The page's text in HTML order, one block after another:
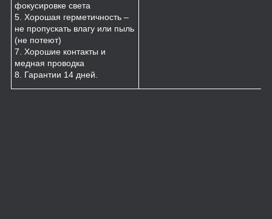
фокусировке света
5. Хорошая герметичность –
не пропускать влагу или пыль
(не потеют)
7. Хорошие контакты и
медная проводка
8. Гарантии 14 дней.